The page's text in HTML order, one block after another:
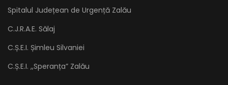
Spitalul Județean de Urgență Zalău
C.J.R.A.E. Sălaj
C.Ș.E.I. Șimleu Silvaniei
C.Ș.E.I. ,,Speranța” Zalău